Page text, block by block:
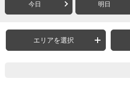
今日 明日
エリアを選択